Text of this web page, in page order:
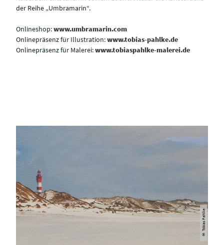
der Reihe „Umbramarin“.
Onlineshop:www.umbramarin.com
Onlinepräsenz für Illustration:www.tobias-pahlke.de
Onlinepräsenz für Malerei:www.tobiaspahlke-malerei.de
© Tobias Pahlke